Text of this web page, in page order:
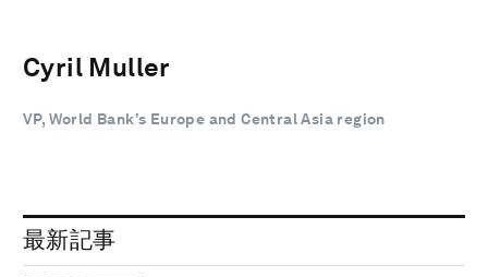
Cyril Muller
VP, World Bank’s Europe and Central Asia region
最新記事